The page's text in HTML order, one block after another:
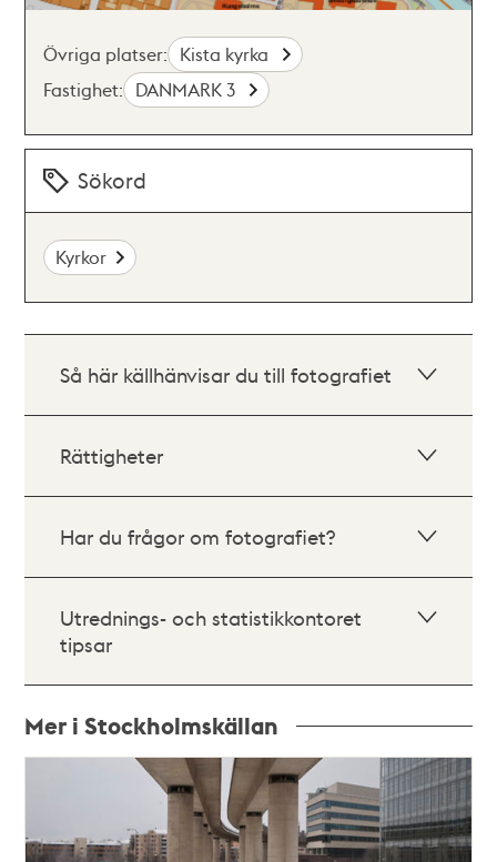
Övriga platser: Kista kyrka
Fastighet: DANMARK 3
Sökord
Kyrkor
Så här källhänvisar du till fotografiet
Rättigheter
Har du frågor om fotografiet?
Utrednings- och statistikkontoret
tipsar
Mer i Stockholmskällan
teman